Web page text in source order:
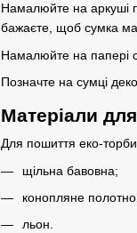
Намалюйте на аркуші
бажаєте, щоб сумка
Намалюйте на папері
Позначте на сумці
Матеріали
Для пошиття еко-торби
щільна бавовна;
конопляне
льон.